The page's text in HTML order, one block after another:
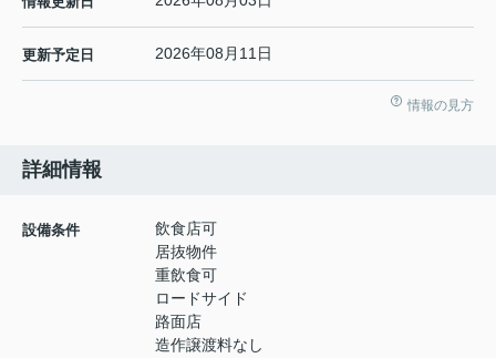
更新予定日 2026年08月11日
情報の見方
詳細情報
設備条件
飲食店可
居抜物件
重飲食可
ロードサイド
路面店
造作譲渡料なし